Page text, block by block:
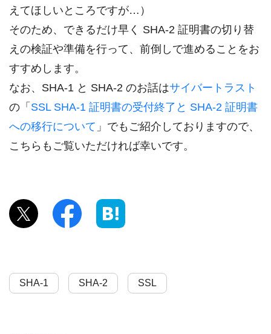
えてほしいところですが…）
そのため、できるだけ早く SHA-2 証明書の切り替
えの検証や準備を行って、前倒しで進めることをお
すすめします。
なお、SHA-1 と SHA-2 のお話はサイバートラスト
の「 SSL SHA-1 証明書の受付終了と SHA-2 証明書
への移行について 」でもご紹介しておりますので、
こちらもご覧いただければ幸いです。
SHA-1 SHA-2 SSL